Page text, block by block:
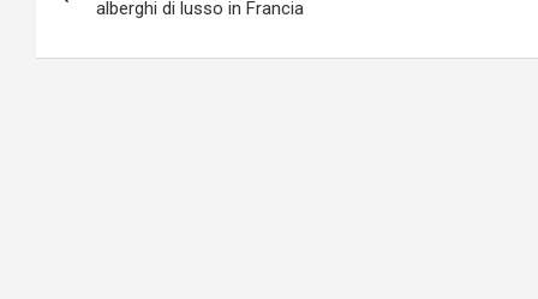
alberghi di lusso in Francia